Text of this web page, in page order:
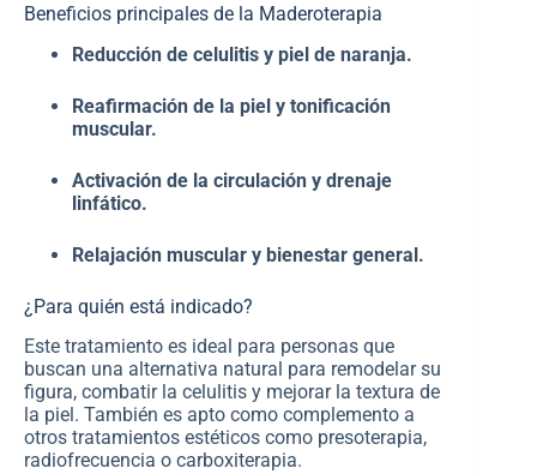
Beneficios principales de la Maderoterapia
Reducción de celulitis y piel de naranja.
Reafirmación de la piel y tonificación
muscular.
Activación de la circulación y drenaje
linfático.
Relajación muscular y bienestar general.
¿Para quién está indicado?
Este tratamiento es ideal para personas que
buscan una alternativa natural para remodelar su
figura, combatir la celulitis y mejorar la textura de
la piel. También es apto como complemento a
otros tratamientos estéticos como presoterapia,
radiofrecuencia o carboxiterapia.